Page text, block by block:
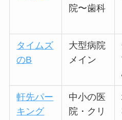
院〜歯科
タイムズ
のB
大型病院
メイン
軒先パー
キング
中小の医
院・クリ